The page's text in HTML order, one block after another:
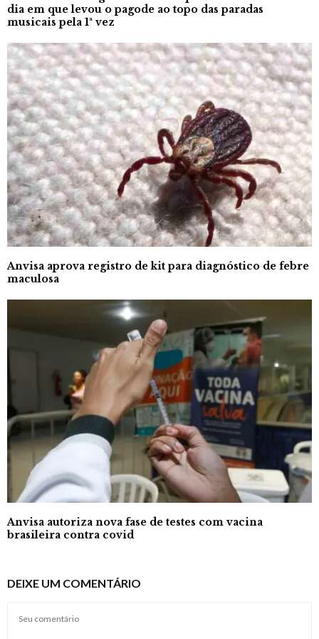
dia em que levou o pagode ao topo das paradas
musicais pela 1ª vez
Anvisa aprova registro de kit para diagnóstico de febre
maculosa
Anvisa autoriza nova fase de testes com vacina
brasileira contra covid
DEIXE UM COMENTÁRIO